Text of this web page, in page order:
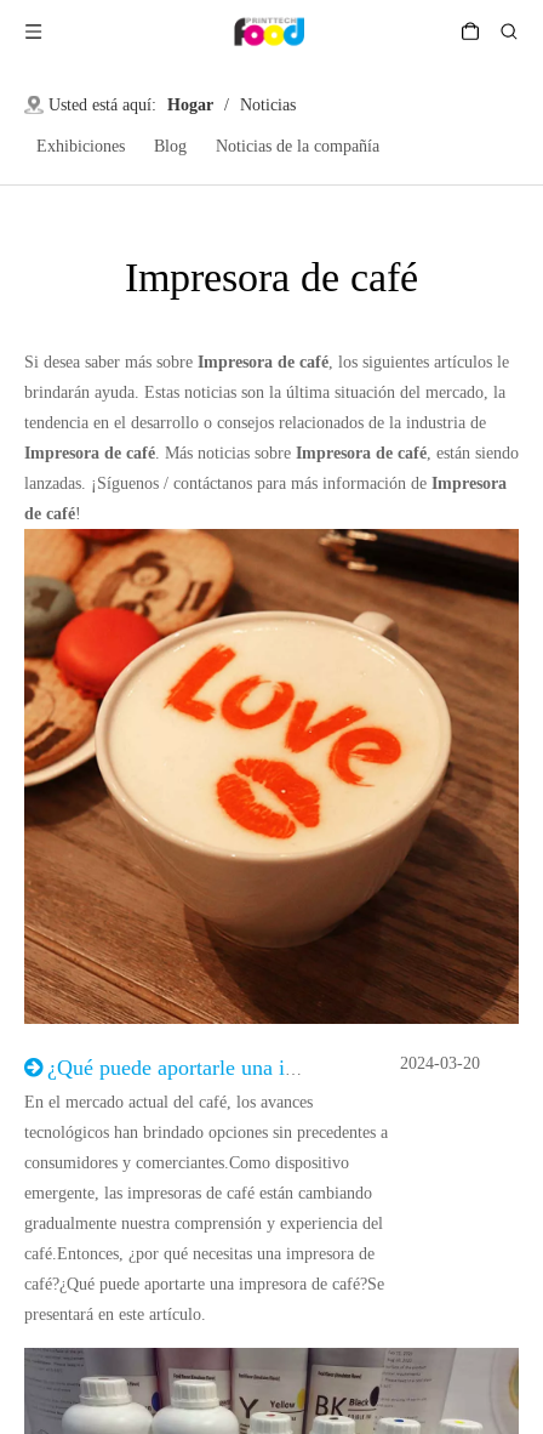
Usted está aquí: Hogar / Noticias
Exhibiciones Blog Noticias de la compañía
Impresora de café
Si desea saber más sobre Impresora de café, los siguientes artículos le
brindarán ayuda. Estas noticias son la última situación del mercado, la
tendencia en el desarrollo o consejos relacionados de la industria de
Impresora de café. Más noticias sobre Impresora de café, están siendo
lanzadas. ¡Síguenos / contáctanos para más información de Impresora
de café!
¿Qué puede aportarle una impresora de café?
En el mercado actual del café, los avances
tecnológicos han brindado opciones sin precedentes a
consumidores y comerciantes.Como dispositivo
emergente, las impresoras de café están cambiando
gradualmente nuestra comprensión y experiencia del
café.Entonces, ¿por qué necesitas una impresora de
café?¿Qué puede aportarte una impresora de café?Se
presentará en este artículo.
2024-03-20